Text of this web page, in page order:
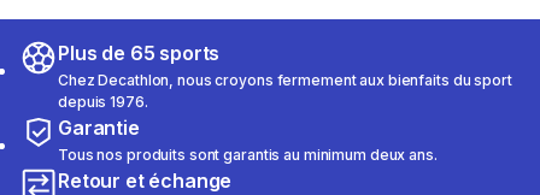
Plus de 65 sports
Chez Decathlon, nous croyons fermement aux bienfaits du sport
depuis 1976.
Garantie
Tous nos produits sont garantis au minimum deux ans.
Retour et échange